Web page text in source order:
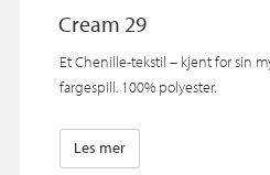
Cream 29
Et Chenille-tekstil – kjent for sin
fargespill. 100% polyester.
Les mer